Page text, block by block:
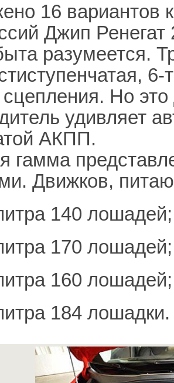
16 вариантов
Джип Ренегат
разумеется.
6-
Но
удивляет
АКПП.
гамма
Движков,
140 лошадей;
170 лошадей;
160 лошадей;
184 лошадки.